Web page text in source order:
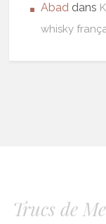
Abad dans
whisky
Trucs de